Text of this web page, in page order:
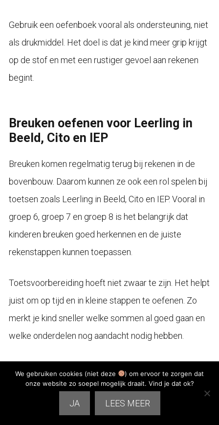
Gebruik een oefenboek vooral als ondersteuning, niet
als drukmiddel. Het doel is dat je kind meer grip krijgt
op de stof en met een rustiger gevoel aan rekenen
begint.
Breuken oefenen voor Leerling in
Beeld, Cito en IEP
Breuken komen regelmatig terug bij rekenen in de
bovenbouw. Daarom kunnen ze ook een rol spelen bij
toetsen zoals Leerling in Beeld, Cito en IEP. Vooral in
groep 6, groep 7 en groep 8 is het belangrijk dat
kinderen breuken goed herkennen en de juiste
rekenstappen kunnen toepassen.
Toetsvoorbereiding hoeft niet zwaar te zijn. Het helpt
juist om op tijd en in kleine stappen te oefenen. Zo
merkt je kind sneller welke sommen al goed gaan en
welke onderdelen nog aandacht nodig hebben.
om te oefenen met breuken. Oefenboeken bieden
daarna meer structuur en herhaling, waardoor
We gebruiken cookies (niet deze
) om ervoor te zorgen dat
onze website zo soepel mogelijk draait. Vind je dat ok?
JA LEES MEER